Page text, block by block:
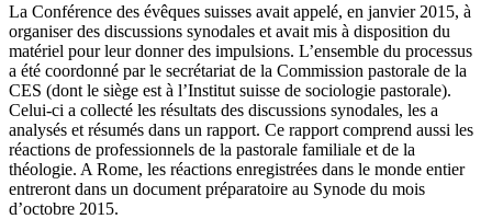
La Conférence des évêques suisses avait appelé, en janvier 2015, à
organiser des discussions synodales et avait mis à disposition du
matériel pour leur donner des impulsions. L’ensemble du processus
a été coordonné par le secrétariat de la Commission pastorale de la
CES (dont le siège est à l’Institut suisse de sociologie pastorale).
Celui-ci a collecté les résultats des discussions synodales, les a
analysés et résumés dans un rapport. Ce rapport comprend aussi les
réactions de professionnels de la pastorale familiale et de la
théologie. A Rome, les réactions enregistrées dans le monde entier
entreront dans un document préparatoire au Synode du mois
d’octobre 2015.